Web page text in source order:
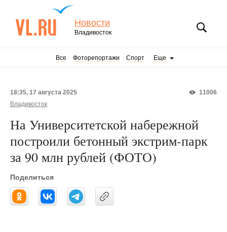
Новости
Владивосток
Все Фоторепортажи Спорт Еще
11006
18:35, 17 августа 2025
Владивосток
На Университетской набережной
построили бетонный экстрим-парк
за 90 млн рублей (ФОТО)
Поделиться